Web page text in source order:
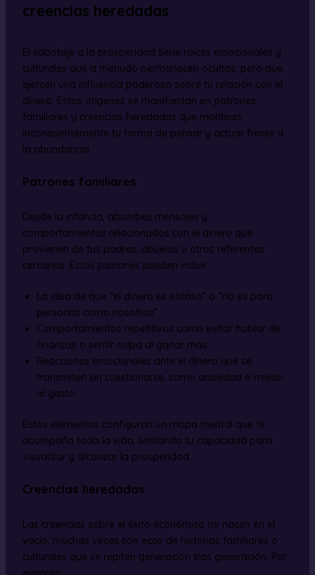
creencias heredadas
El sabotaje a la prosperidad tiene raíces emocionales y
culturales que a menudo permanecen ocultas, pero que
ejercen una influencia poderosa sobre tu relación con el
dinero. Estos orígenes se manifiestan en patrones
familiares y creencias heredadas que moldean
inconscientemente tu forma de pensar y actuar frente a
la abundancia.
Patrones familiares
Desde la infancia, absorbes mensajes y
comportamientos relacionados con el dinero que
provienen de tus padres, abuelos u otros referentes
cercanos. Estos patrones pueden incluir:
La idea de que “el dinero es escaso” o “no es para
personas como nosotros”.
Comportamientos repetitivos como evitar hablar de
finanzas o sentir culpa al ganar más.
Reacciones emocionales ante el dinero que se
transmiten sin cuestionarse, como ansiedad o miedo
al gasto.
Estos elementos configuran un mapa mental que te
acompaña toda la vida, limitando tu capacidad para
visualizar y alcanzar la prosperidad.
Creencias heredadas
Las creencias sobre el éxito económico no nacen en el
vacío; muchas veces son ecos de historias familiares o
culturales que se repiten generación tras generación. Por